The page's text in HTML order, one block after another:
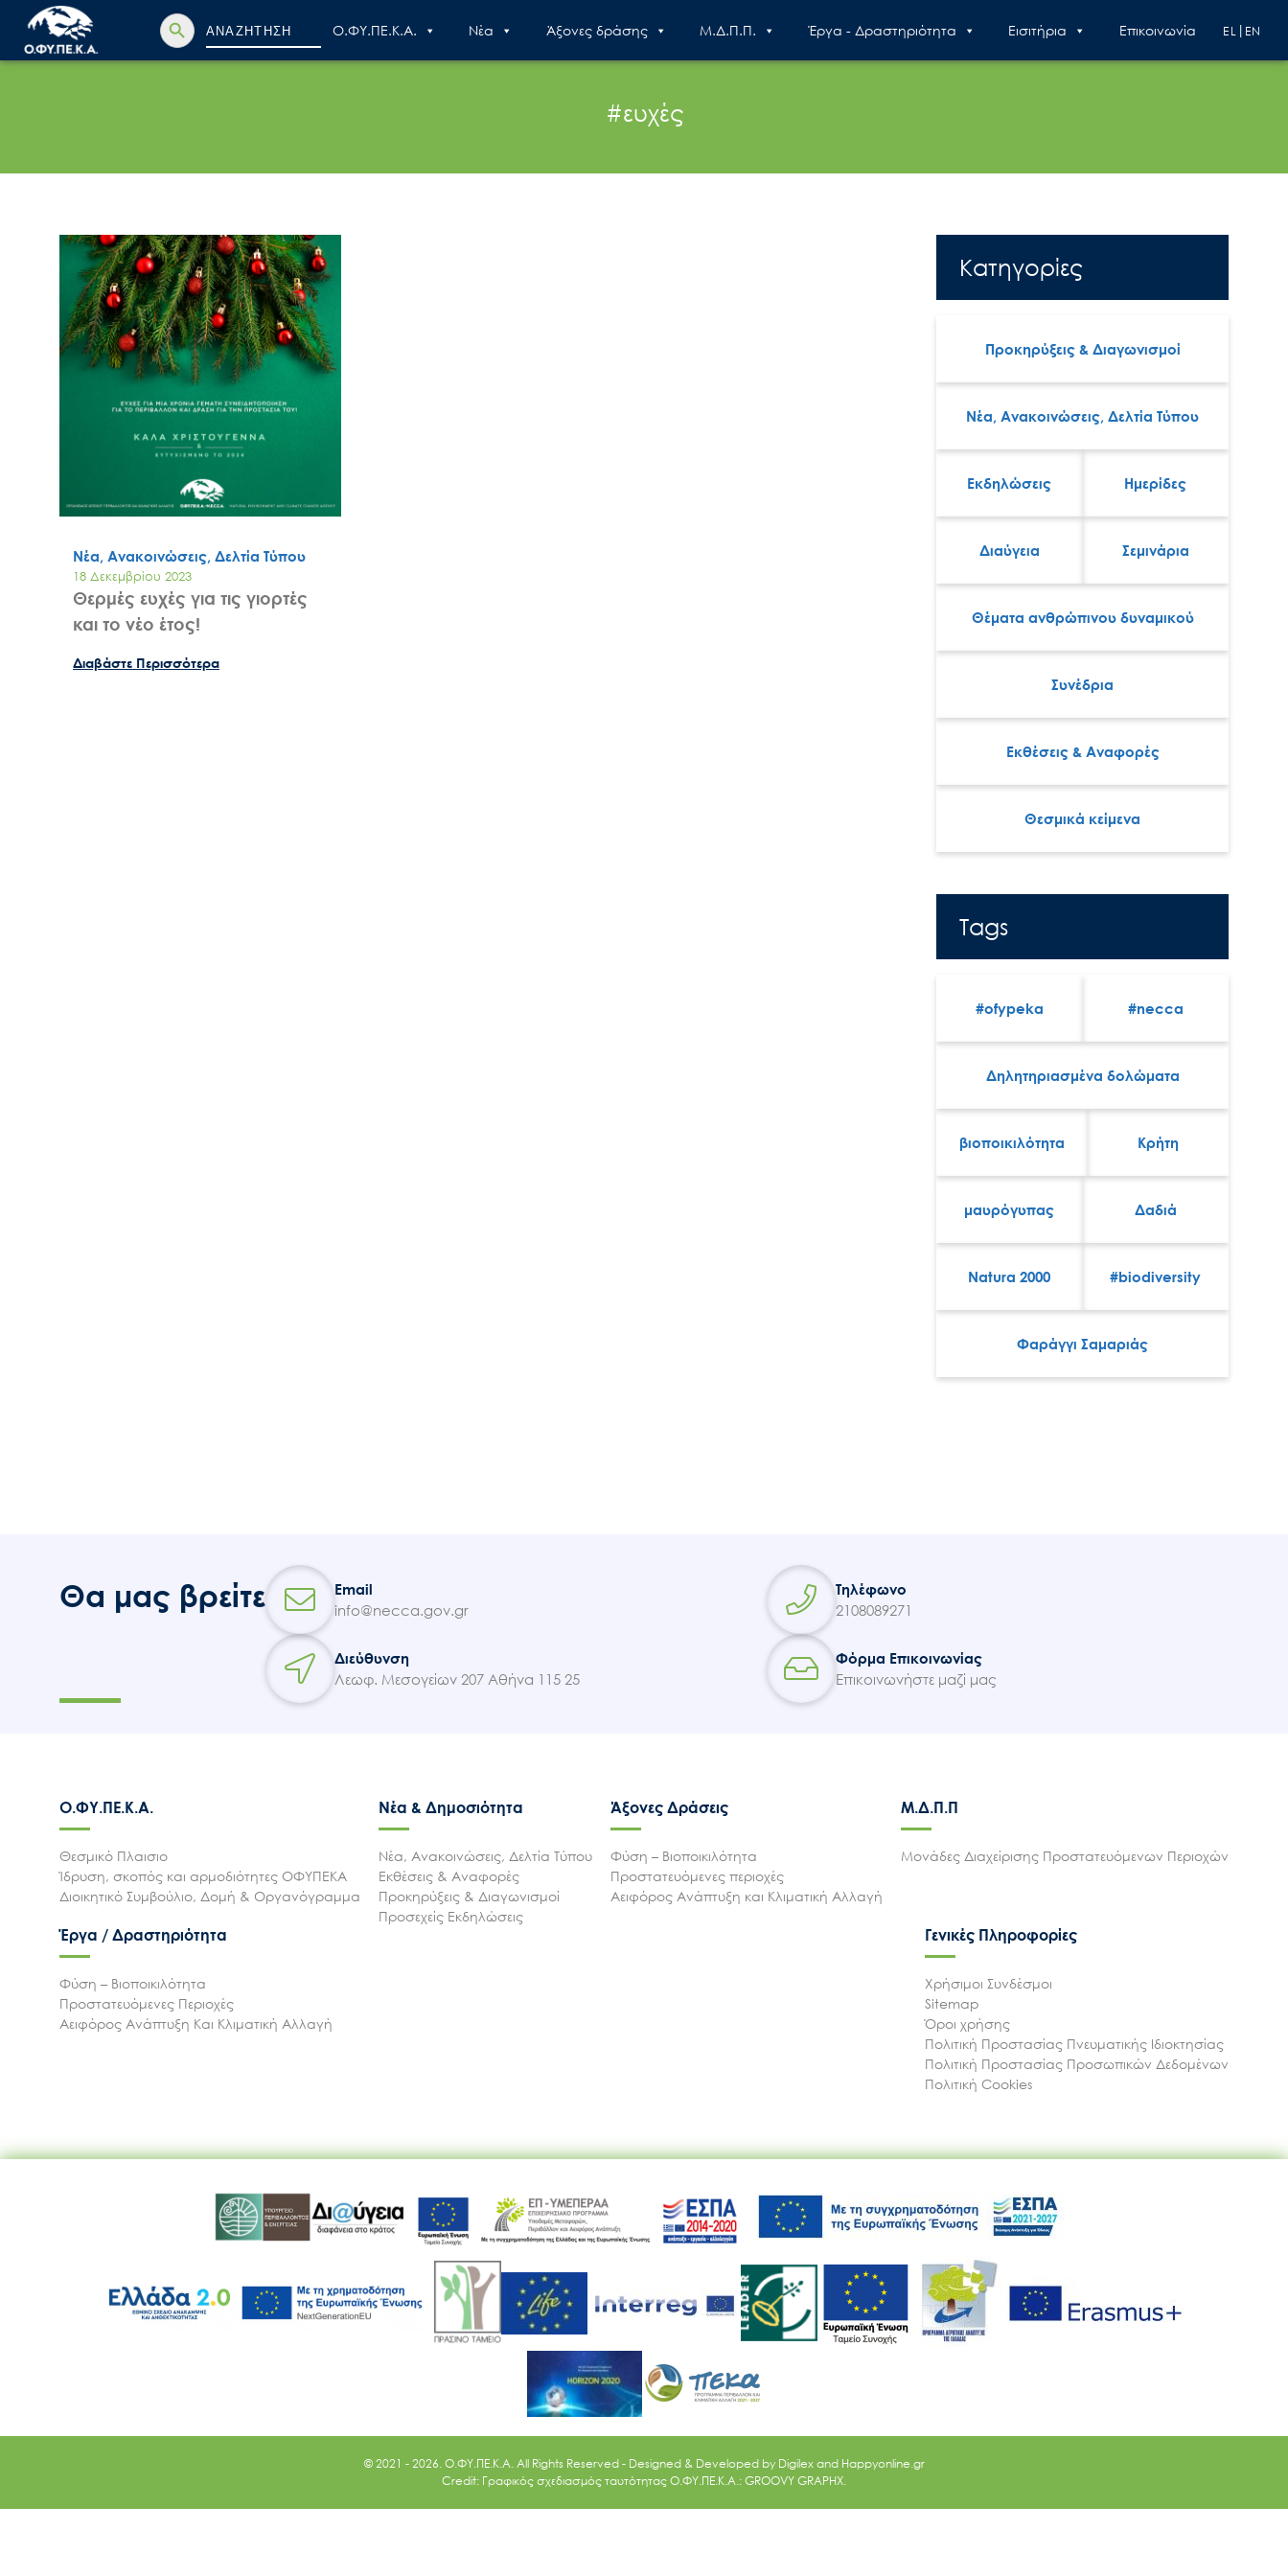
Search
for:
Search Button
Ο.ΦΥ.ΠΕ.Κ.Α. Nέα Άξονες δράσης Μ.Δ.Π.Π. Έργα - Δραστηριότητα Εισιτήρια Επικοινωνία EN
EL
Ακολουθήστε μας
#ευχές
Νέα, Ανακοινώσεις, Δελτία Τύπου
18 Δεκεμβρίου 2023
Θερμές ευχές για τις γιορτές
και το νέο έτος!
Διαβάστε Περισσότερα
Κατηγορίες
Προκηρύξεις & Διαγωνισμοί
Νέα, Ανακοινώσεις, Δελτία Τύπου
Εκδηλώσεις Ημερίδες
Διαύγεια Σεμινάρια
Θέματα ανθρώπινου δυναμικού
Συνέδρια
Εκθέσεις & Αναφορές
Θεσμικά κείμενα
Tags
#ofypeka #necca
Δηλητηριασμένα δολώματα
βιοποικιλότητα Κρήτη
μαυρόγυπας Δαδιά
Natura 2000 #biodiversity
Φαράγγι Σαμαριάς
Θα μας βρείτε
Email
info@necca.gov.gr
Τηλέφωνο
2108089271
Διεύθυνση
Λεωφ. Μεσογείων 207 Αθήνα 115 25
Φόρμα Επικοινωνίας
Επικοινωνήστε μαζί μας
Ο.ΦΥ.ΠΕ.Κ.Α.
Θεσμικό Πλαισιο
Ίδρυση, σκοπός και αρμοδιότητες ΟΦΥΠΕΚΑ
Διοικητικό Συμβούλιο, Δομή & Οργανόγραμμα
Νέα & Δημοσιότητα
Νέα, Ανακοινώσεις, Δελτία Τύπου
Εκθέσεις & Αναφορές
Προκηρύξεις & Διαγωνισμοί
Προσεχείς Εκδηλώσεις
Άξονες Δράσεις
Φύση – Βιοποικιλότητα
Προστατευόμενες περιοχές
Αειφόρος Ανάπτυξη και Κλιματική Αλλαγή
Μ.Δ.Π.Π
Μονάδες Διαχείρισης Προστατευόμενων Περιοχών
Έργα / Δραστηριότητα
Φύση – Βιοποικιλότητα
Προστατευόμενες Περιοχές
Αειφόρος Ανάπτυξη Και Κλιματική Αλλαγή
Γενικές Πληροφορίες
Χρήσιμοι Συνδέσμοι
Sitemap
Όροι χρήσης
Πολιτική Προστασίας Πνευματικής Ιδιοκτησίας
Πολιτική Προστασίας Προσωπικών Δεδομένων
Πολιτική Cookies
© 2021 - 2026. O.ΦΥ.ΠΕ.Κ.Α. All Rights Reserved - Designed & Developed by Digilex and Happyonline.gr
Credit: Γραφικός σχεδιασμός ταυτότητας Ο.ΦΥ.ΠΕ.Κ.Α.: GROOVY GRAPHX.